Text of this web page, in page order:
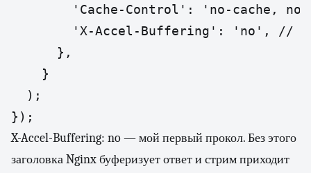
'Cache-Control': 'no-cache,
'X-Accel-Buffering': 'no', //
      },
    }
  );
});
X-Accel-Buffering: no — мой первый прокол. Без этого
заголовка Nginx буферизует ответ и стрим приходит